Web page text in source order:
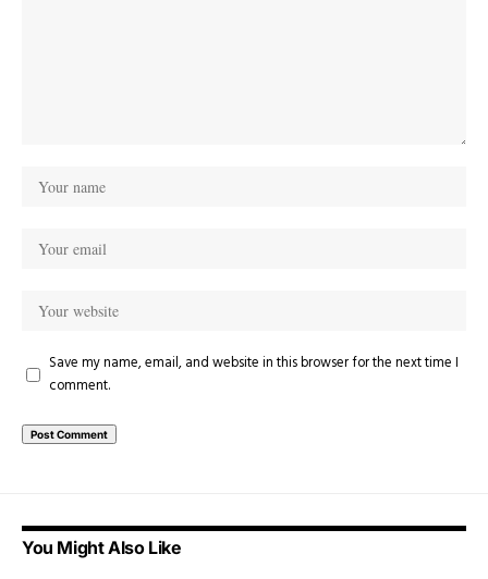
Save my name, email, and website in this browser for the next time I
comment.
You Might Also Like